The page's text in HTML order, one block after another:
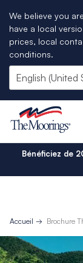
We believe you
have a local
prices, local
conditions.
Bénéficiez de
Accueil Brochure